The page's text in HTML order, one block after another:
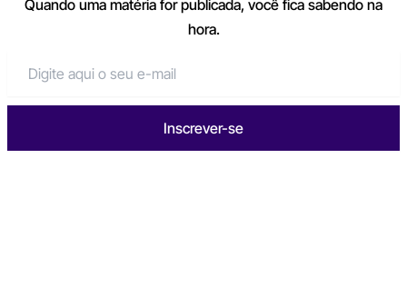
Quando uma matéria for publicada, você fica sabendo na
hora.
Inscrever-se